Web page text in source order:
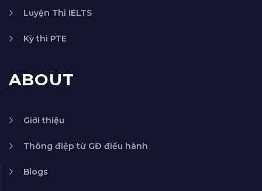
Luyện Thi IELTS
Kỳ thi PTE
ABOUT
Giới thiệu
Thông điệp từ GĐ điều hành
Blogs